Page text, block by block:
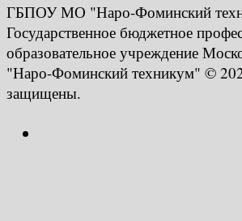
ГБПОУ МО "Наро-Фоминский
Государственное бюджетное
образовательное учреждение
"Наро-Фоминский техникум" ©
защищены.